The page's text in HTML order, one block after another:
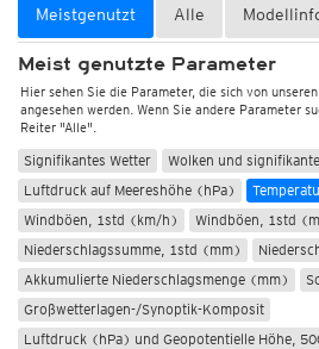
Meistgenutzt Alle
Meist genutzte Parameter
Hier sehen Sie die Parameter, die sich von
angesehen werden. Wenn Sie andere Parameter
Reiter "Alle".
Signifikantes Wetter
Wolken und
Luftdruck auf Meereshöhe (hPa)
Windböen, 1std (km/h)
Windböen, 1std
Niederschlagssumme, 1std (mm)
Akkumulierte Niederschlagsmenge (mm)
Großwetterlagen-/Synoptik-Komposit
Luftdruck (hPa) und Geopotentielle Höhe,